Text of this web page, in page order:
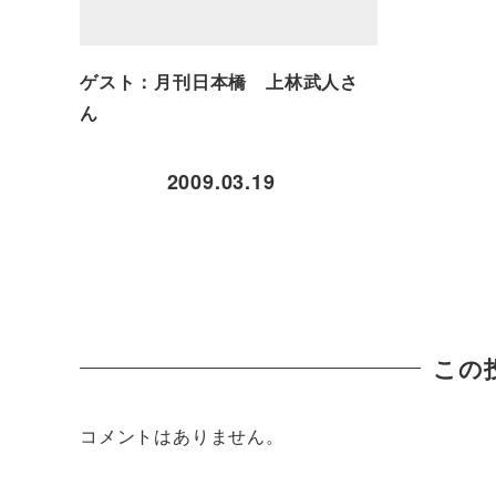
ゲスト：月刊日本橋 上林武人さ
ん
2009.03.19
この
コメントはありません。